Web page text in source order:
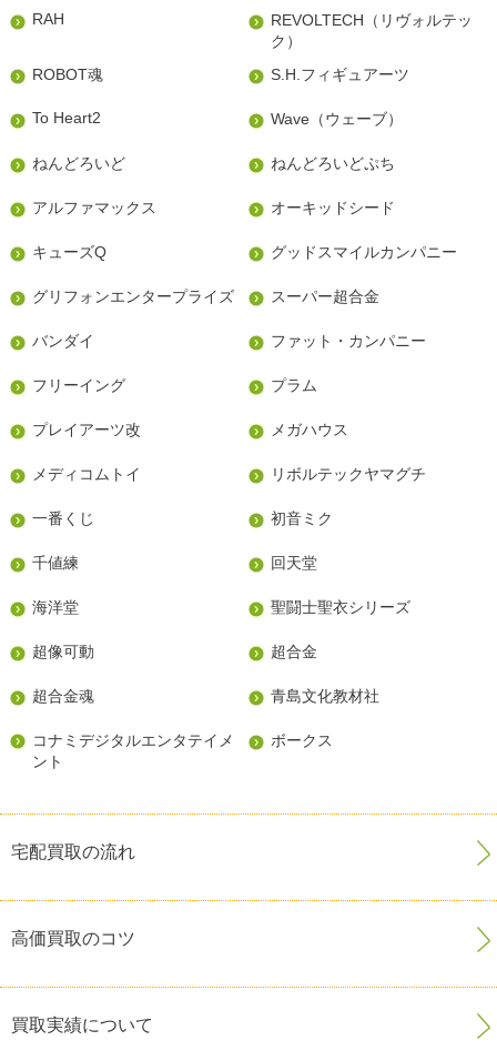
RAH
REVOLTECH（リヴォルテッ
ク）
ROBOT魂
S.H.フィギュアーツ
To Heart2 Wave（ウェーブ）
ねんどろいど ねんどろいどぷち
アルファマックス オーキッドシード
キューズQ グッドスマイルカンパニー
グリフォンエンタープライズ スーパー超合金
バンダイ ファット・カンパニー
フリーイング プラム
プレイアーツ改 メガハウス
メディコムトイ リボルテックヤマグチ
一番くじ 初音ミク
千値練 回天堂
海洋堂 聖闘士聖衣シリーズ
超像可動 超合金
超合金魂 青島文化教材社
コナミデジタルエンタテイメ
ント
ボークス
宅配買取の流れ
高価買取のコツ
買取実績について